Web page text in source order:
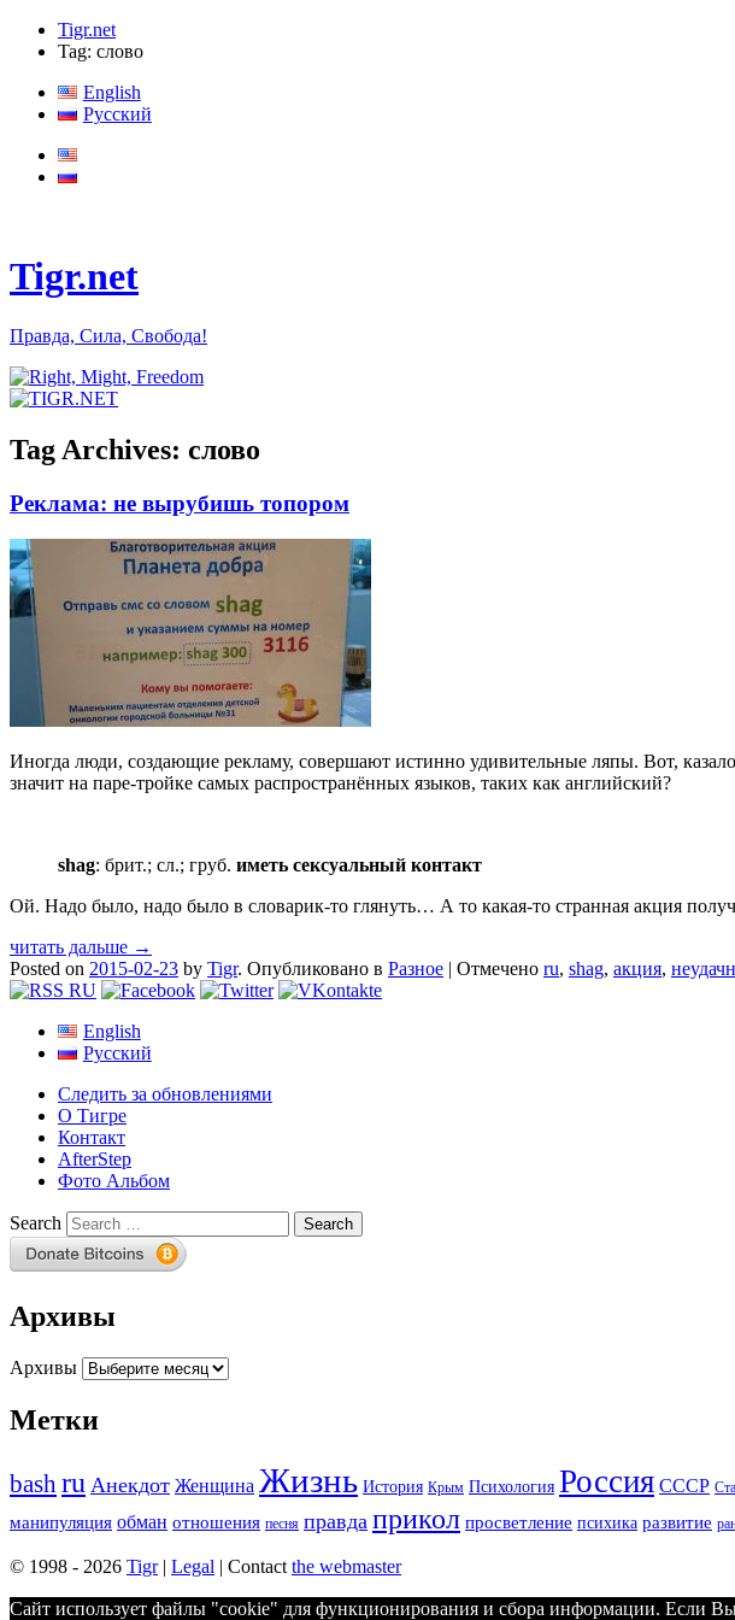
Tigr.net
Tag: слово
English
Русский
Tigr.net
Правда, Сила, Свобода!
Tag Archives: слово
Реклама: не вырубишь топором
Иногда люди, создающие рекламу, совершают истинно удивительные ляпы. Вот,
значит на паре-тройке самых распространённых языков, таких как английский?
shag: брит.; сл.; груб. иметь сексуальный контакт
Ой. Надо было, надо было в словарик-то глянуть… А то какая-то странная акция
читать дальше →
Posted on 2015-02-23 by Tigr. Опубликовано в Разное | Отмечено ru, shag, акция,
English
Русский
Следить за обновлениями
О Тигре
Контакт
AfterStep
Фото Альбом
Search
Архивы
Архивы
Метки
bashru Анекдот Женщина Жизнь История Крым Психология Россия СССР
манипуляция обман отношения песня правда прикол просветление психика развитие
© 1998 - 2026 Tigr| Legal | Contact the webmaster
Сайт использует файлы "cookie" для функционирования и сбора информации. Если Вы